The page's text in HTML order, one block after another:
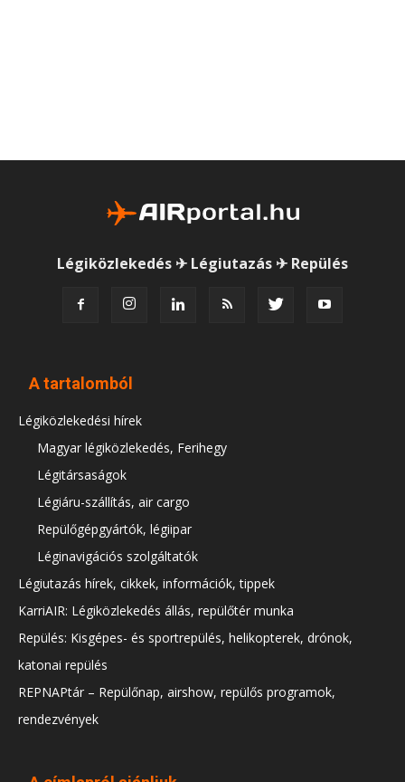
Légiközlekedés ✈ Légiutazás ✈ Repülés
A tartalomból
Légiközlekedési hírek
Magyar légiközlekedés, Ferihegy
Légitársaságok
Légiáru-szállítás, air cargo
Repülőgépgyártók, légiipar
Léginavigációs szolgáltatók
Légiutazás hírek, cikkek, információk, tippek
KarriAIR: Légiközlekedés állás, repülőtér munka
Repülés: Kisgépes- és sportrepülés, helikopterek, drónok,
katonai repülés
REPNAPtár – Repülőnap, airshow, repülős programok,
rendezvények